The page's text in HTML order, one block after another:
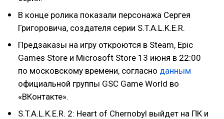
В конце ролика показали персонажа Сергея
Григоровича, создателя серии S.T.A.L.K.E.R.
Предзаказы на игру откроются в Steam, Epic
Games Store и Microsoft Store 13 июня в 22:00
по московскому времени, согласно данным
официальной группы GSC Game World во
«ВКонтакте».
S.T.A.L.K.E.R. 2: Heart of Chernobyl выйдет на ПК и